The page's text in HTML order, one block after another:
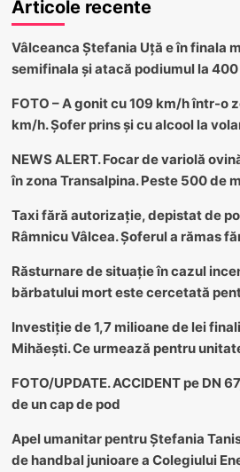
Articole recente
Vâlceanca Ștefania Uță e în finala
semifinala și atacă podiumul la
FOTO – A gonit cu 109 km/h într-o
km/h. Șofer prins și cu alcool la
NEWS ALERT. Focar de variolă
în zona Transalpina. Peste 500 de
Taxi fără autorizație, depistat de
Râmnicu Vâlcea. Șoferul a rămas
Răsturnare de situație în cazul
bărbatului mort este cercetată
Investiție de 1,7 milioane de lei
Mihăești. Ce urmează pentru
FOTO/UPDATE. ACCIDENT pe DN
de un cap de pod
Apel umanitar pentru Ștefania
de handbal junioare a Colegiului